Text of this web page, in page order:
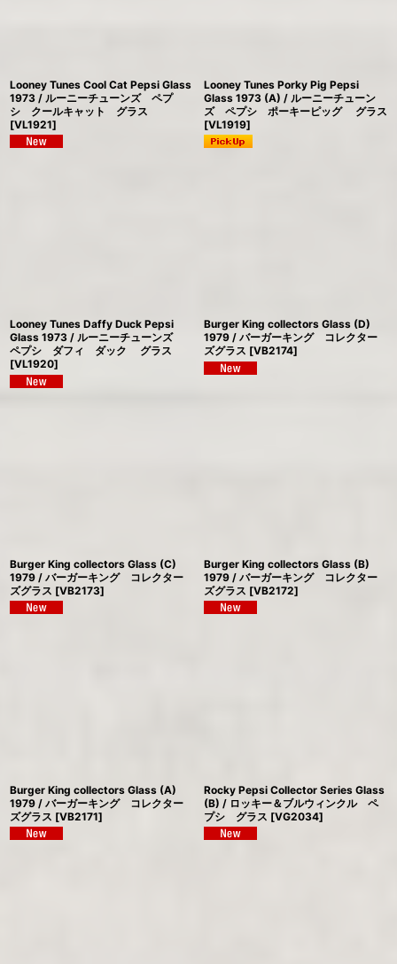
Looney Tunes Cool Cat Pepsi Glass
1973 / ルーニーチューンズ ペプ
シ クールキャット グラス
[VL1921]
Looney Tunes Porky Pig Pepsi
Glass 1973 (A) / ルーニーチューン
ズ ペプシ ポーキーピッグ グラス
[VL1919]
Looney Tunes Daffy Duck Pepsi
Glass 1973 / ルーニーチューンズ
ペプシ ダフィ ダック グラス
[VL1920]
Burger King collectors Glass (D)
1979 / バーガーキング コレクター
ズグラス [VB2174]
Burger King collectors Glass (C)
1979 / バーガーキング コレクター
ズグラス [VB2173]
Burger King collectors Glass (B)
1979 / バーガーキング コレクター
ズグラス [VB2172]
Burger King collectors Glass (A)
1979 / バーガーキング コレクター
ズグラス [VB2171]
Rocky Pepsi Collector Series Glass
(B) / ロッキー＆ブルウィンクル ペ
プシ グラス [VG2034]